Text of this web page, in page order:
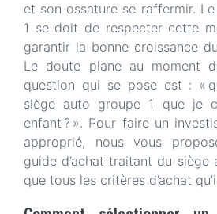
et son ossature se raffermir.
1 se doit de respecter cette
garantir la bonne croissance
Le doute plane au moment
question qui se pose est : «
siège auto groupe 1 que je
enfant ? ». Pour faire un
approprié, nous vous
guide d’achat traitant du siège
que tous les critères d’achat